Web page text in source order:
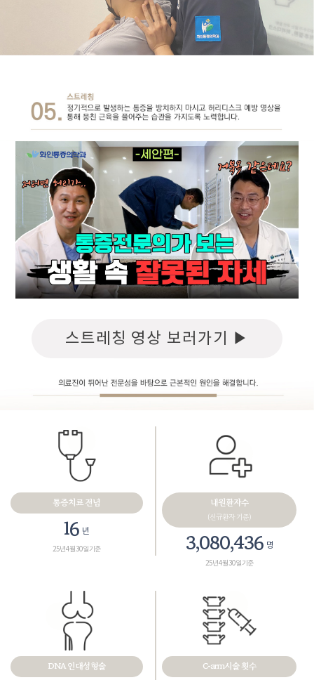
스트레칭 영상 보러가기 ▶
통증치료 전념
18 년
25년 4월 30일 기준
내원환자수
(신규환자 기준)
3,461,165명
25년 4월 30일 기준
DNA 인대성형술 C-arm시술 횟수